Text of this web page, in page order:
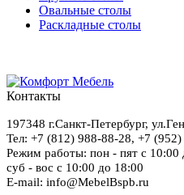
Овальные столы
Раскладные столы
Контакты
197348 г.Санкт-Петербург,
Тел: +7 (812) 988-88-28, +7
Режим работы: пон - пят с 10:00
суб - вос с 10:00 до 18:00
E-mail: info@MebelBspb.ru